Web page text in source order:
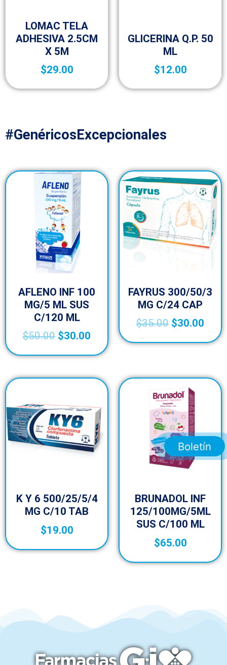
LOMAC TELA
ADHESIVA 2.5CM
X 5M
$29.00
GLICERINA Q.P. 50
ML
$12.00
#GenéricosExcepcionales
AFLENO INF 100
MG/5 ML SUS
C/120 ML
$50.00 $30.00
FAYRUS 300/50/3
MG C/24 CAP
$35.00 $30.00
K Y 6 500/25/5/4
MG C/10 TAB
$19.00
BRUNADOL INF
125/100MG/5ML
SUS C/100 ML
$65.00
Boletín